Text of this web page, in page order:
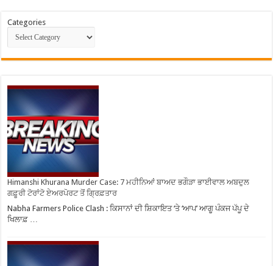
Categories
Himanshi Khurana Murder Case: 7 ਮਹੀਨਿਆਂ ਬਾਅਦ ਭਗੌੜਾ ਭਾਈਵਾਲ ਅਬਦੁਲ
ਗਫ਼ੂਰੀ ਟੋਰਾਂਟੋ ਏਅਰਪੋਰਟ ਤੋਂ ਗ੍ਰਿਫ਼ਤਾਰ
Nabha Farmers Police Clash : ਕਿਸਾਨਾਂ ਦੀ ਸ਼ਿਕਾਇਤ ‘ਤੇ ‘ਆਪ’ ਆਗੂ ਪੰਕਜ ਪੱਪੂ ਦੇ
ਖਿਲਾਫ਼ …